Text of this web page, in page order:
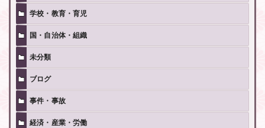
学校・教育・育児
国・自治体・組織
未分類
ブログ
事件・事故
経済・産業・労働